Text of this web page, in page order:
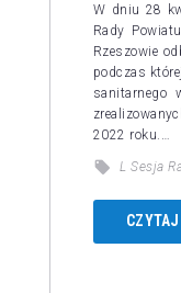
W dniu 28
Rady
Rzeszowie
podczas
sanitarnego
2022 roku.…
L Sesja